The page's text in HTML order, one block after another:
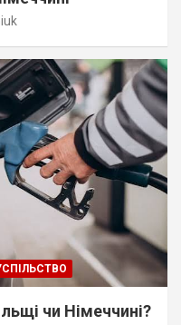
чи Німеччині?